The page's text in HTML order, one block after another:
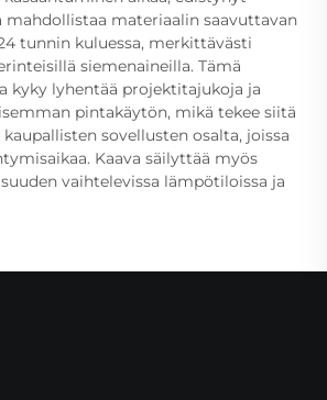
materiaalin saavuttavan
tunnin kuluessa, merkittävästi
siemenaineilla. Tämä
kyky lyhentää projektitajukoja ja
pintakäytön, mikä tekee siitä
sovellusten osalta, joissa
Kaava säilyttää myös
vaihtelevissa lämpötiloissa ja